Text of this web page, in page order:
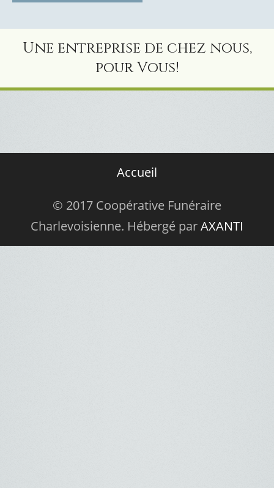
Une entreprise de chez nous,
pour Vous!
Accueil
© 2017 Coopérative Funéraire
Charlevoisienne. Hébergé parAXANTI